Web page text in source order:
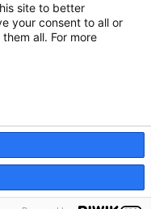
site to better
your consent to all or
all. For more